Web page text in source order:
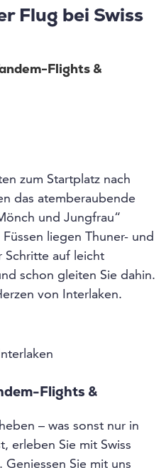
Flug bei Swiss
Flights &
zum Startplatz nach
das atemberaubende
und Jungfrau“
liegen Thuner- und
Schritte auf leicht
schon gleiten Sie dahin.
von Interlaken.
Flights &
– was sonst nur in
erleben Sie mit Swiss
Sie mit uns